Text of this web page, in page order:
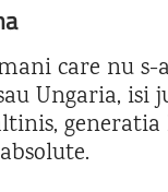
care nu s-
Ungaria, isi